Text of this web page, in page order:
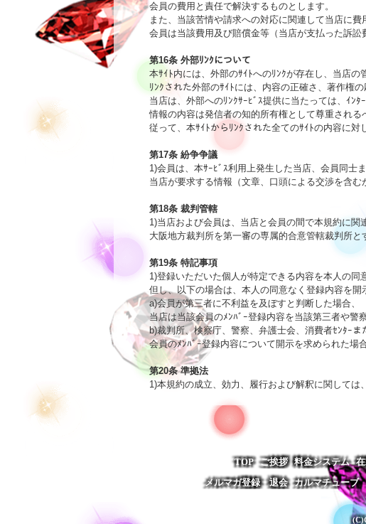
会員の費用と責任で解決するものとします。
また、当該苦情や請求への対応に関連して当店に
会員は当該費用及び賠償金等（当店が支払った訴訟
第16条 外部ﾘﾝｸについて
本ｻｲﾄ内には、外部のｻｲﾄへのﾘﾝｸが存在し、当店の
ﾘﾝｸされた外部のｻｲﾄには、内容の正確さ、著作権
当店は、外部へのﾘﾝｸｻｰﾋﾞｽ提供に当たっては、ｲﾝ
情報の内容は発信者の知的所有権として尊重される
従って、本ｻｲﾄからﾘﾝｸされた全てのｻｲﾄの内容に対
第17条 紛争争議
1)会員は、本ｻｰﾋﾞｽ利用上発生した当店、会員同士
当店が要求する情報（文章、口頭による交渉を含
第18条 裁判管轄
1)当店および会員は、当店と会員の間で本規約に関
大阪地方裁判所を第一審の専属的合意管轄裁判所
第19条 特記事項
1)登録いただいた個人が特定できる内容を本人の同
但し、以下の場合は、本人の同意なく登録内容を開
a)会員が第三者に不利益を及ぼすと判断した場合、
当店は当該会員のﾒﾝﾊﾞｰ登録内容を当該第三者や警
b)裁判所、検察庁、警察、弁護士会、消費者ｾﾝﾀｰま
会員のﾒﾝﾊﾞｰ登録内容について開示を求められた場
第20条 準拠法
1)本規約の成立、効力、履行および解釈に関しては
TOP ご挨拶 料金システム
メルマガ登録・退会 カルマチューブ